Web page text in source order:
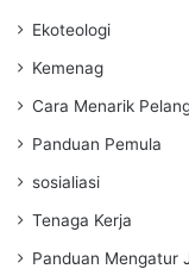
Ekoteologi
Kemenag
Cara Menarik
Panduan Pemula
sosialiasi
Tenaga Kerja
Panduan Mengatur